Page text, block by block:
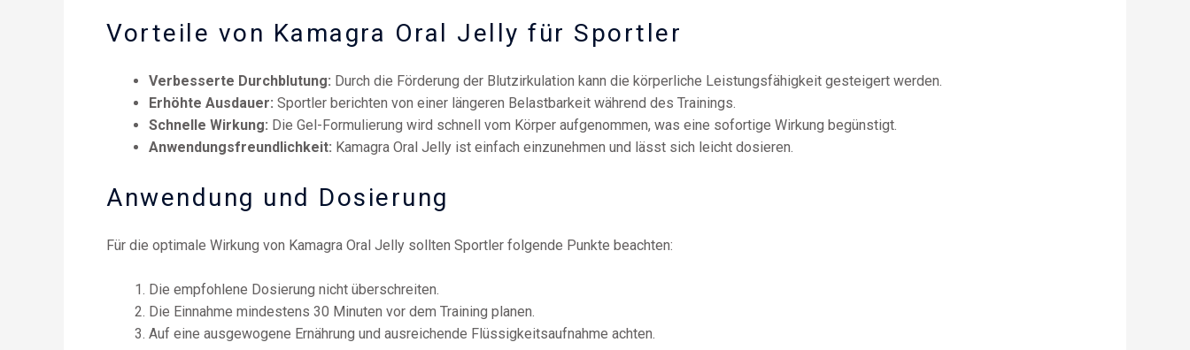
Vorteile von Kamagra Oral Jelly für Sportler
Verbesserte Durchblutung: Durch die Förderung der Blutzirkulation kann die körperliche Leistungsfähigkeit gesteigert werden.
Erhöhte Ausdauer: Sportler berichten von einer längeren Belastbarkeit während des Trainings.
Schnelle Wirkung: Die Gel-Formulierung wird schnell vom Körper aufgenommen, was eine sofortige Wirkung begünstigt.
Anwendungsfreundlichkeit: Kamagra Oral Jelly ist einfach einzunehmen und lässt sich leicht dosieren.
Anwendung und Dosierung
Für die optimale Wirkung von Kamagra Oral Jelly sollten Sportler folgende Punkte beachten:
Die empfohlene Dosierung nicht überschreiten.
Die Einnahme mindestens 30 Minuten vor dem Training planen.
Auf eine ausgewogene Ernährung und ausreichende Flüssigkeitsaufnahme achten.